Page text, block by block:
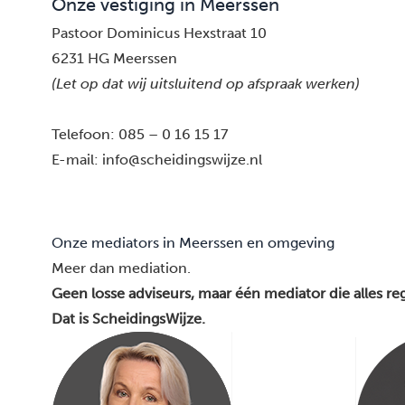
Onze vestiging in Meerssen
Pastoor Dominicus Hexstraat 10
6231 HG Meerssen
(Let op dat wij uitsluitend op afspraak werken)
Telefoon: 085 – 0 16 15 17
E-mail: info@scheidingswijze.nl
Onze mediators in Meerssen en omgeving
Meer dan mediation.
Geen losse adviseurs, maar één mediator die alles
Dat is ScheidingsWijze.